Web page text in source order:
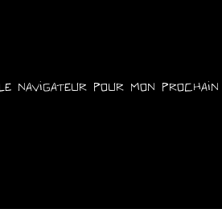
pour mon prochain